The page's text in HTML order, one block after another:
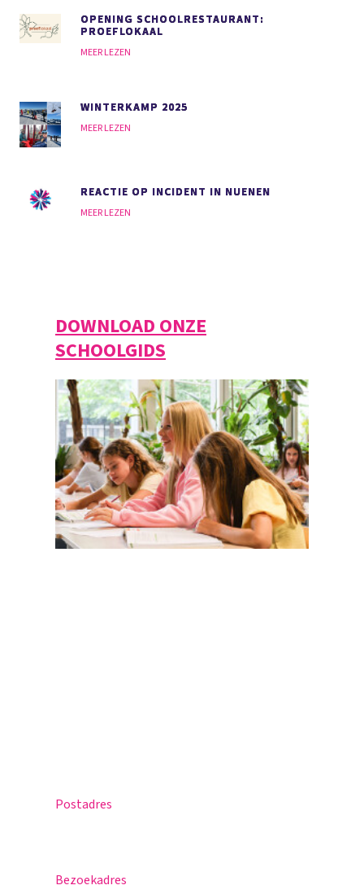
OPENING SCHOOLRESTAURANT:
PROEFLOKAAL
MEER LEZEN
WINTERKAMP 2025
MEER LEZEN
REACTIE OP INCIDENT IN NUENEN
MEER LEZEN
DOWNLOAD ONZE
SCHOOLGIDS
Postadres
Bezoekadres